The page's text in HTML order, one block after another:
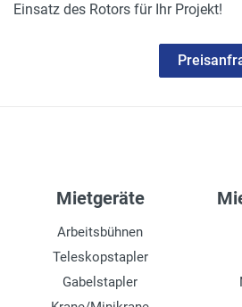
Einsatz des Rotors für Ihr Projekt!
Mietgeräte
Arbeitsbühnen
Teleskopstapler
Gabelstapler